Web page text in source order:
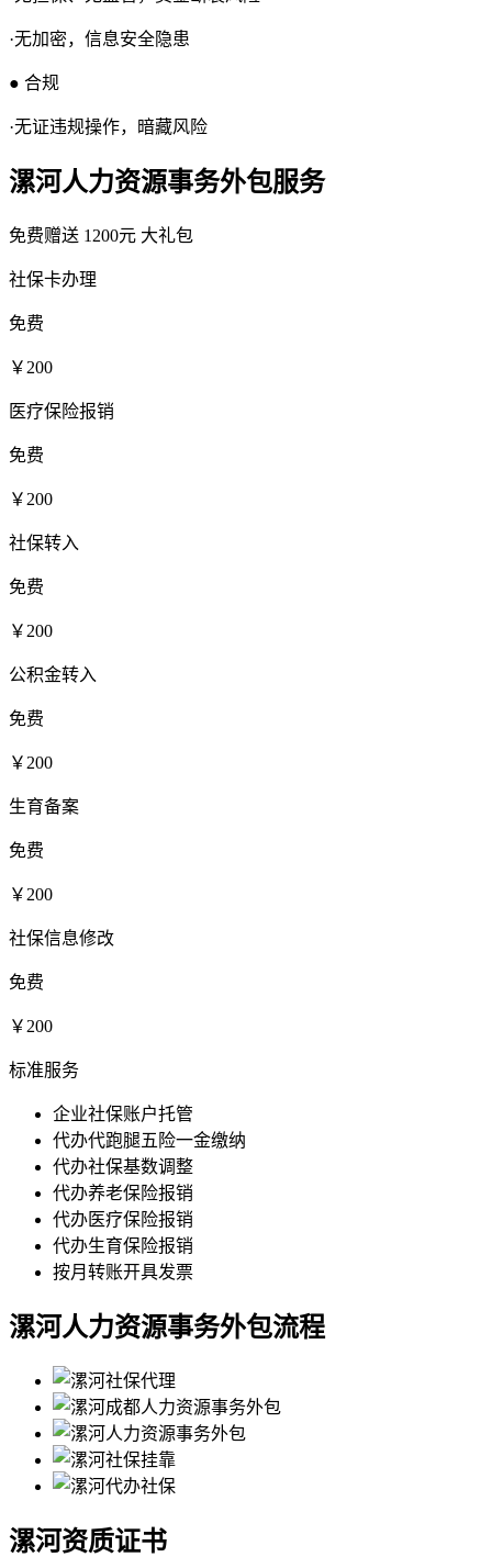
·无加密，信息安全隐患
● 合规
·无证违规操作，暗藏风险
漯河人力资源事务外包服务
免费赠送 1200元 大礼包
社保卡办理
免费
￥200
医疗保险报销
免费
￥200
社保转入
免费
￥200
公积金转入
免费
￥200
生育备案
免费
￥200
社保信息修改
免费
￥200
标准服务
企业社保账户托管
代办代跑腿五险一金缴纳
代办社保基数调整
代办养老保险报销
代办医疗保险报销
代办生育保险报销
按月转账开具发票
漯河人力资源事务外包流程
漯河资质证书